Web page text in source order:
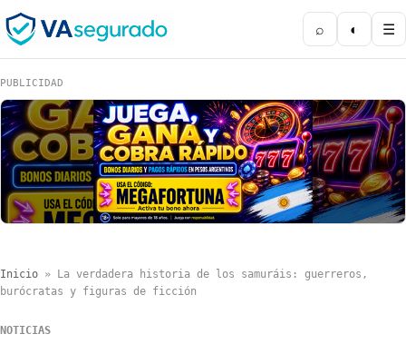
⌕ ◐ ☰
PUBLICIDAD
Inicio »
La verdadera historia de los samuráis: guerreros,
burócratas y figuras de ficción
NOTICIAS